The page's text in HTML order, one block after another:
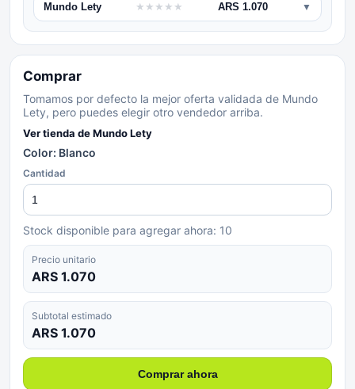
Mundo Lety ★ ★ ★ ★ ★ ARS 1.070 ▼
Comprar
Tomamos por defecto la mejor oferta validada de Mundo
Lety, pero puedes elegir otro vendedor arriba.
Ver tienda deMundo Lety
Color: Blanco
Cantidad
Stock disponible para agregar ahora: 10
Precio unitario
ARS 1.070
Subtotal estimado
ARS 1.070
Comprar ahora